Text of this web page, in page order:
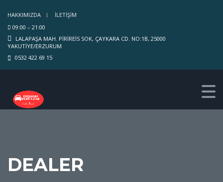
HAKKIMIZDA
İLETIŞIM
09:00 – 21:00
LALAPAŞA MAH. PIRIREIS SOK, ÇAYKARA CD. NO:1B, 25000
YAKUTIYE/ERZURUM
0532 422 69 15
DEALER